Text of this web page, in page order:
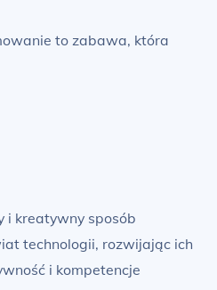
to zabawa, która
i kreatywny sposób
technologii, rozwijając ich
i kompetencje